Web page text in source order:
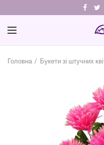
Головна Букети зі штучних